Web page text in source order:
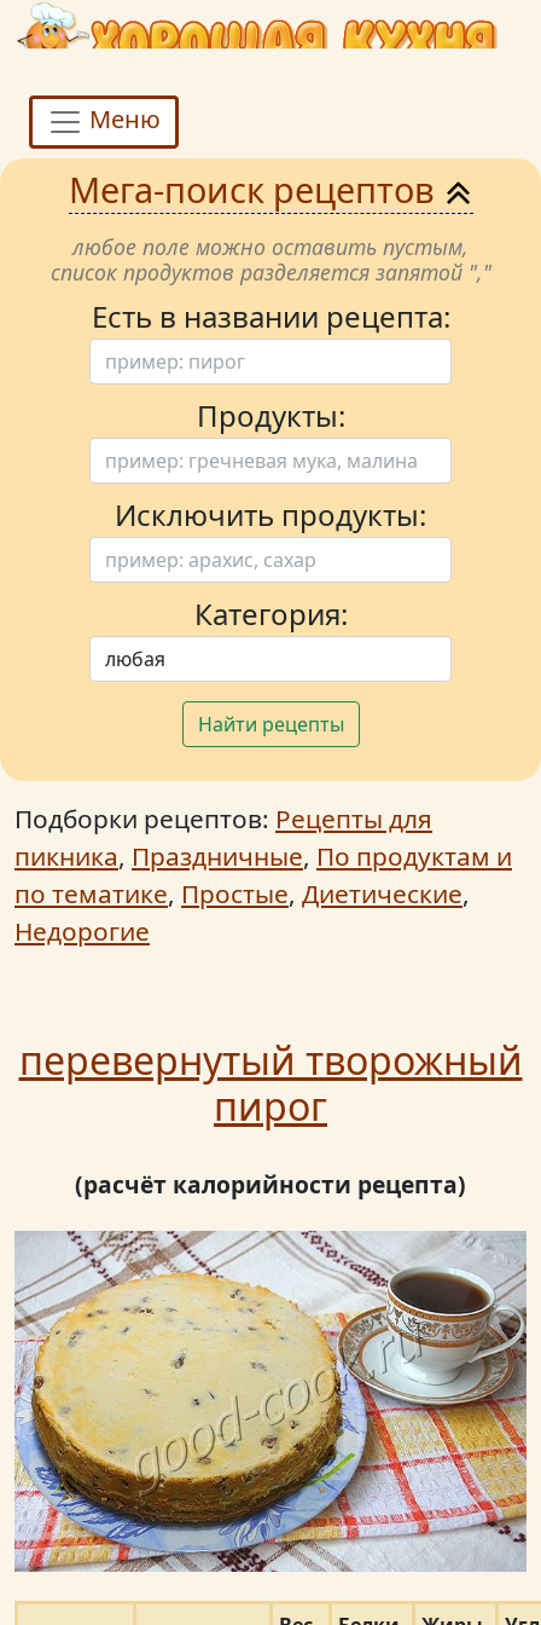
Меню
Мега-поиск рецептов
любое поле можно оставить пустым,
список продуктов разделяется запятой ","
Есть в названии рецепта:
Продукты:
Исключить продукты:
Категория:
Найти рецепты
Подборки рецептов: Рецепты для
пикника, Праздничные, По продуктам и
по тематике, Простые, Диетические,
Недорогие
перевернутый творожный
пирог
(расчёт калорийности рецепта)